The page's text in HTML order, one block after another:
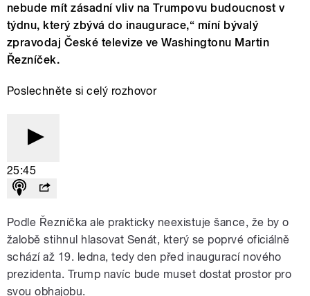
nebude mít zásadní vliv na Trumpovu budoucnost v
týdnu, který zbývá do inaugurace,“ míní bývalý
zpravodaj České televize ve Washingtonu Martin
Řezníček.
Poslechněte si celý rozhovor
25:45
Podle Řezníčka ale prakticky neexistuje šance, že by o
žalobě stihnul hlasovat Senát, který se poprvé oficiálně
schází až 19. ledna, tedy den před inaugurací nového
prezidenta. Trump navíc bude muset dostat prostor pro
svou obhajobu.